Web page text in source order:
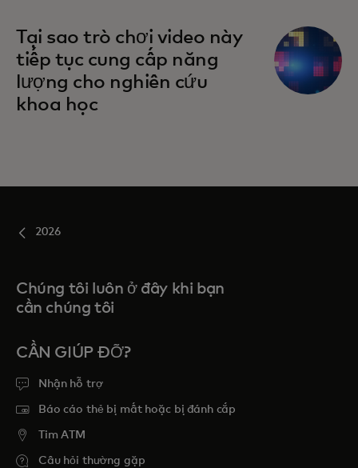
Tại sao trò chơi video này
tiếp tục cung cấp năng
lượng cho nghiên cứu
khoa học
2026
Chúng tôi luôn ở đây khi bạn
cần chúng tôi
CẦN GIÚP ĐỠ?
Nhận hỗ trợ
Báo cáo thẻ bị mất hoặc bị đánh cắp
Tim ATM
Câu hỏi thường gặp